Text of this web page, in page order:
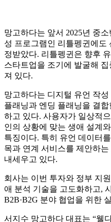
망고하다는 앞서 2025년 중
성 프로그램인 리틀펭귄에도
정받았다. 리틀펭귄은 향후
스타트업을 조기에 발굴해
져 있다.
망고하다는 디지털 유언 작
플래닝과 엔딩 플래닝을 결
하고 있다. 사용자가 일상적
인의 상황에 맞는 생애 설계
특징이다. 특히 유언 데이터
목과 연계 서비스를 제안하
내세우고 있다.
회사는 이번 투자와 정부 지
애 분석 기술을 고도화하고,
B2B·B2G 분야 협업을 위한
서지수 망고하다 대표는 “웰